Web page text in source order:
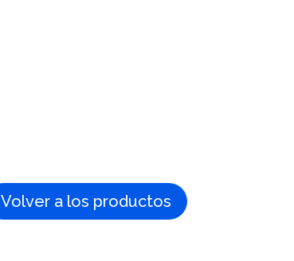
Volver a los productos